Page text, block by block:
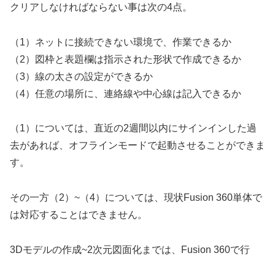
クリアしなければならない事は次の4点。
（1）ネットに接続できない環境で、作業できるか
（2）図枠と表題欄は指示された形状で作成できるか
（3）線の太さの設定ができるか
（4）任意の場所に、連絡線や中心線は記入できるか
（1）については、直近の2週間以内にサインインした過
去があれば、オフラインモードで起動させることができま
す。
その一方（2）~（4）については、現状Fusion 360単体で
は対応することはできません。
3Dモデルの作成~2次元図面化までは、Fusion 360で行